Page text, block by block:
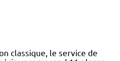
classique, le service de